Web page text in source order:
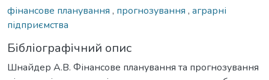
фінансове планування , прогнозування , аграрні
підприємства
Бібліографічний опис
Шнайдер А.В. Фінансове планування та прогнозування